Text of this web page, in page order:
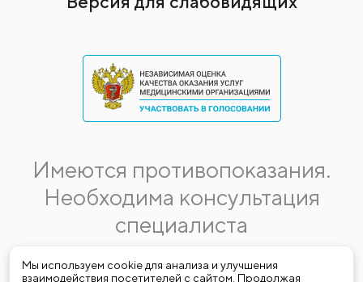
Мы используем cookie для анализа и улучшения
взаимодействия посетителей с сайтом. Продолжая
Имеются противопоказания.
Необходима консультация
специалиста
Данная информация не является публичной офертой.